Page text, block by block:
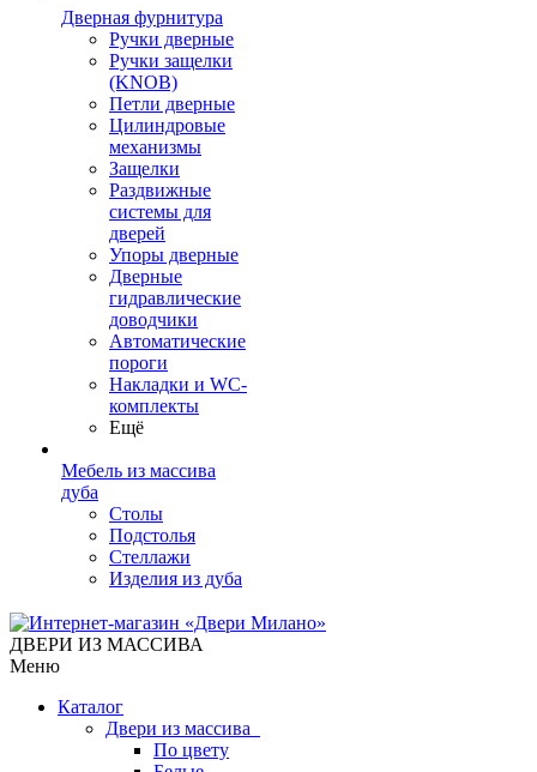
Дверная фурнитура
Ручки дверные
Ручки защелки
(KNOB)
Петли дверные
Цилиндровые
механизмы
Защелки
Раздвижные
системы для
дверей
Упоры дверные
Дверные
гидравлические
доводчики
Автоматические
пороги
Накладки и WC-
комплекты
Ещё
Мебель из массива
дуба
Столы
Подстолья
Стеллажи
Изделия из дуба
ДВЕРИ ИЗ МАССИВА
Меню
Каталог
Двери из массива
По цвету